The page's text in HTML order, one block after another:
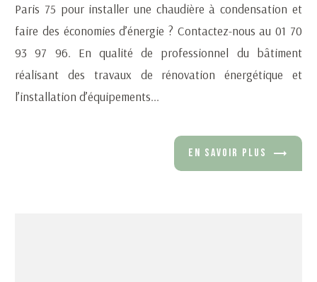
Paris 75 pour installer une chaudière à condensation et
faire des économies d’énergie ? Contactez-nous au 01 70
93 97 96. En qualité de professionnel du bâtiment
réalisant des travaux de rénovation énergétique et
l’installation d’équipements...
EN SAVOIR PLUS